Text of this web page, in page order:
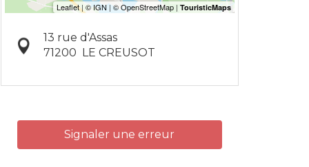
13 rue d'Assas
71200 LE CREUSOT
Signaler une erreur